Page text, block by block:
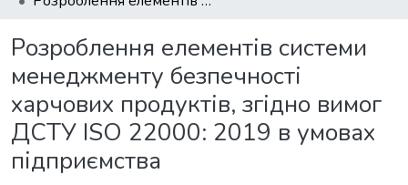
Розроблення елементів системи
менеджменту безпечності
харчових продуктів, згідно вимог
ДСТУ ISO 22000: 2019 в умовах
підприємства